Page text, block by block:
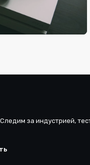
Nintendo на
за индустрией,